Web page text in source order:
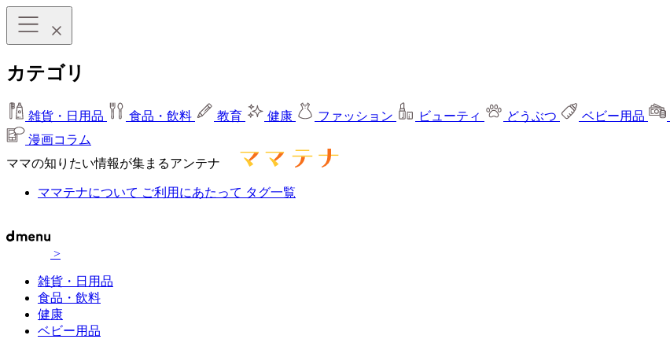
カテゴリ
雑貨・日用品 食品・飲料 教育 健康 ファッション ビューティ どうぶつ ベビー用品
漫画コラム
ママの知りたい情報が集まるアンテナ
ママテナについて ご利用にあたって タグ一覧
>
雑貨・日用品
食品・飲料
健康
ベビー用品